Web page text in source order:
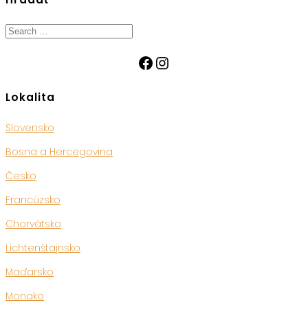
Search
Facebook
Instagram
Lokalita
Slovensko
Bosna a Hercegovina
Česko
Francúzsko
Chorvátsko
Lichtenštajnsko
Maďarsko
Monako